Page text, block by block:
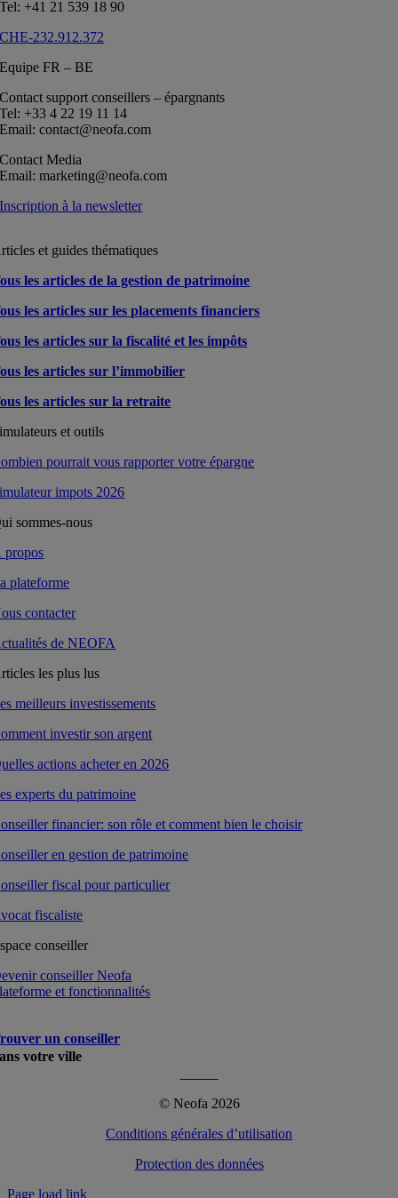
Tel: +41 21 539 18 90
CHE-232.912.372
Equipe FR – BE
Contact support conseillers – épargnants
Tel: +33 4 22 19 11 14
Email: contact@neofa.com
Contact Media
Email: marketing@neofa.com
Inscription à la newsletter
et guides thématiques
les articles de la gestion de patrimoine
les articles sur les placements financiers
les articles sur la fiscalité et les impôts
les articles sur l’immobilier
les articles sur la retraite
et outils
pourrait vous rapporter votre épargne
impots 2026
sommes-nous
propos
plateforme
contacter
de NEOFA
les plus lus
meilleurs investissements
investir son argent
actions acheter en 2026
experts du patrimoine
financier: son rôle et comment bien le choisir
en gestion de patrimoine
fiscal pour particulier
fiscaliste
conseiller
conseiller Neofa
et fonctionnalités
un conseiller
votre ville
© Neofa 2026
Conditions générales d’utilisation
Protection des données
Page load link